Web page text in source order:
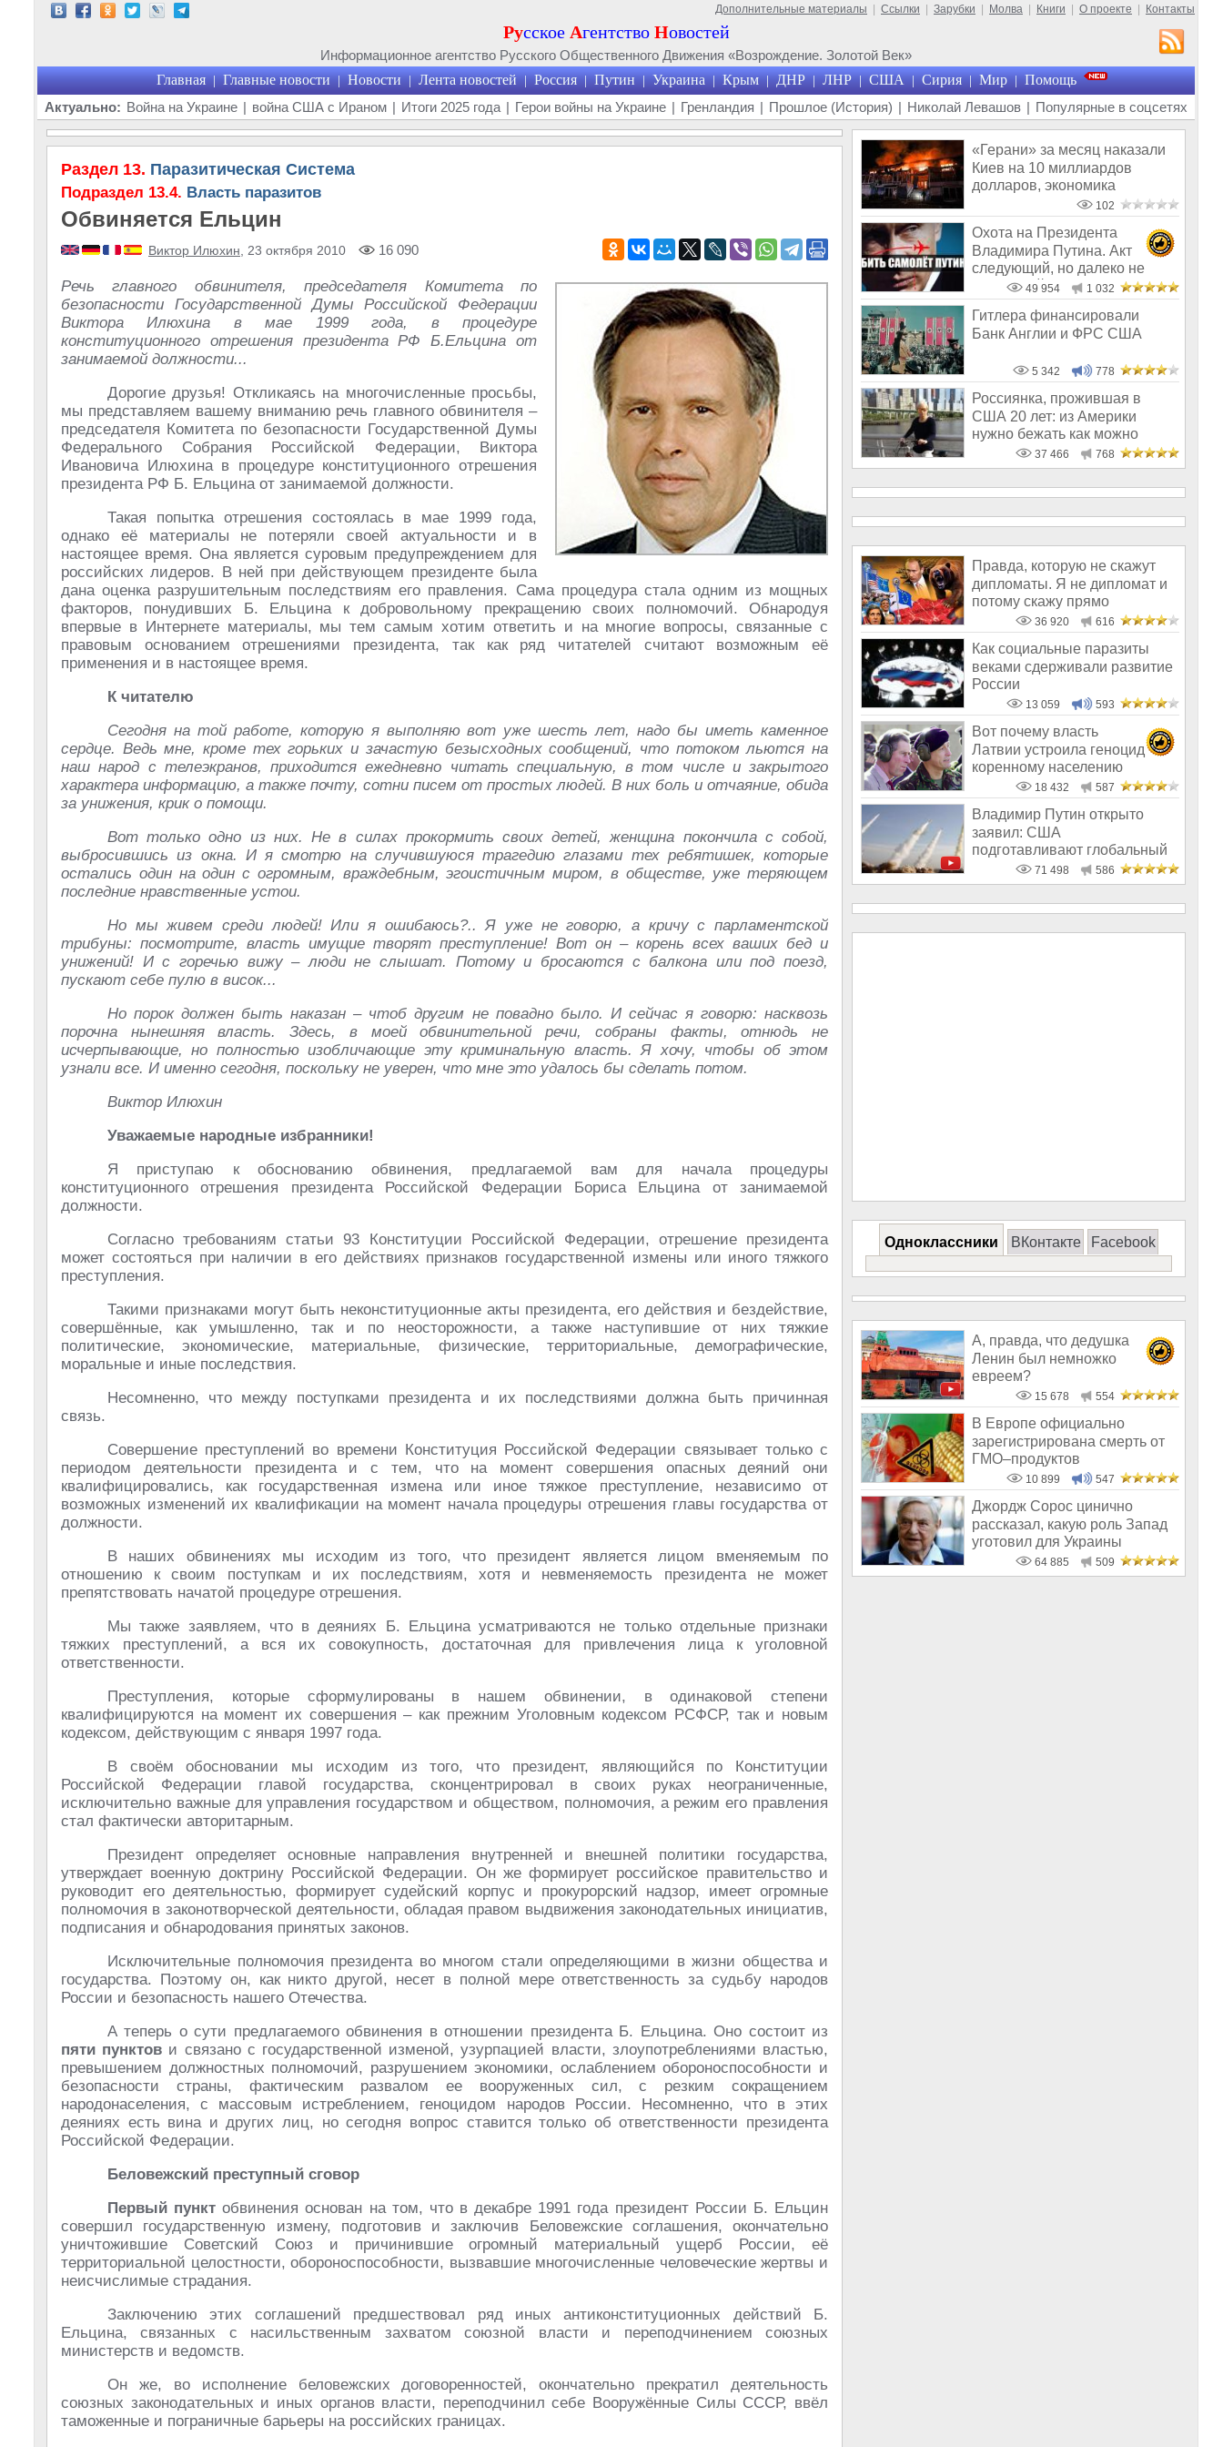
Дополнительные материалы Ссылки Зарубки Молва Книги О проекте Контакты
Русское Агентство Новостей
Информационное агентство Русского Общественного Движения «Возрождение. Золотой Век»
Главная | Главные новости | Новости | Лента новостей | Россия | Путин | Украина | Крым | ДНР | ЛНР | США | Сирия | Мир | Помощь
Актуально: Война на Украине | война США с Ираном | Итоги 2025 года | Герои войны на Украине | Гренландия | Прошлое (История) | Николай Левашов | Популярные в соцсетях
Раздел 13. Паразитическая Система
Подраздел 13.4. Власть паразитов
Обвиняется Ельцин
Виктор Илюхин , 23 октября 2010 16 090
Речь главного обвинителя, председателя Комитета по
безопасности Государственной Думы Российской Федерации
Виктора Илюхина в мае 1999 года, в процедуре
конституционного отрешения президента РФ Б.Ельцина от
занимаемой должности...
Дорогие друзья! Откликаясь на многочисленные просьбы,
мы представляем вашему вниманию речь главного обвинителя –
председателя Комитета по безопасности Государственной Думы
Федерального Собрания Российской Федерации, Виктора
Ивановича Илюхина в процедуре конституционного отрешения
президента РФ Б. Ельцина от занимаемой должности.
Такая попытка отрешения состоялась в мае 1999 года,
однако её материалы не потеряли своей актуальности и в
настоящее время. Она является суровым предупреждением для
российских лидеров. В ней при действующем президенте была
дана оценка разрушительным последствиям его правления. Сама процедура стала одним из мощных
факторов, понудивших Б. Ельцина к добровольному прекращению своих полномочий. Обнародуя
впервые в Интернете материалы, мы тем самым хотим ответить и на многие вопросы, связанные с
правовым основанием отрешениями президента, так как ряд читателей считают возможным её
применения и в настоящее время.
К читателю
Сегодня на той работе, которую я выполняю вот уже шесть лет, надо бы иметь каменное
сердце. Ведь мне, кроме тех горьких и зачастую безысходных сообщений, что потоком льются на
наш народ с телеэкранов, приходится ежедневно читать специальную, в том числе и закрытого
характера информацию, а также почту, сотни писем от простых людей. В них боль и отчаяние, обида
за унижения, крик о помощи.
Вот только одно из них. Не в силах прокормить своих детей, женщина покончила с собой,
выбросившись из окна. И я смотрю на случившуюся трагедию глазами тех ребятишек, которые
остались один на один с огромным, враждебным, эгоистичным миром, в обществе, уже теряющем
последние нравственные устои.
Но мы живем среди людей! Или я ошибаюсь?.. Я уже не говорю, а кричу с парламентской
трибуны: посмотрите, власть имущие творят преступление! Вот он – корень всех ваших бед и
унижений! И с горечью вижу – люди не слышат. Потому и бросаются с балкона или под поезд,
пускают себе пулю в висок...
Но порок должен быть наказан – чтоб другим не повадно было. И сейчас я говорю: насквозь
порочна нынешняя власть. Здесь, в моей обвинительной речи, собраны факты, отнюдь не
исчерпывающие, но полностью изобличающие эту криминальную власть. Я хочу, чтобы об этом
узнали все. И именно сегодня, поскольку не уверен, что мне это удалось бы сделать потом.
Виктор Илюхин
Уважаемые народные избранники!
Я приступаю к обоснованию обвинения, предлагаемой вам для начала процедуры
конституционного отрешения президента Российской Федерации Бориса Ельцина от занимаемой
должности.
Согласно требованиям статьи 93 Конституции Российской Федерации, отрешение президента
может состояться при наличии в его действиях признаков государственной измены или иного тяжкого
преступления.
Такими признаками могут быть неконституционные акты президента, его действия и бездействие,
совершённые, как умышленно, так и по неосторожности, а также наступившие от них тяжкие
политические, экономические, материальные, физические, территориальные, демографические,
моральные и иные последствия.
Несомненно, что между поступками президента и их последствиями должна быть причинная
связь.
Совершение преступлений во времени Конституция Российской Федерации связывает только с
периодом деятельности президента и с тем, что на момент совершения опасных деяний они
квалифицировались, как государственная измена или иное тяжкое преступление, независимо от
возможных изменений их квалификации на момент начала процедуры отрешения главы государства от
должности.
В наших обвинениях мы исходим из того, что президент является лицом вменяемым по
отношению к своим поступкам и их последствиям, хотя и невменяемость президента не может
препятствовать начатой процедуре отрешения.
Мы также заявляем, что в деяниях Б. Ельцина усматриваются не только отдельные признаки
тяжких преступлений, а вся их совокупность, достаточная для привлечения лица к уголовной
ответственности.
Преступления, которые сформулированы в нашем обвинении, в одинаковой степени
квалифицируются на момент их совершения – как прежним Уголовным кодексом РСФСР, так и новым
кодексом, действующим с января 1997 года.
В своём обосновании мы исходим из того, что президент, являющийся по Конституции
Российской Федерации главой государства, сконцентрировал в своих руках неограниченные,
исключительно важные для управления государством и обществом, полномочия, а режим его правления
стал фактически авторитарным.
Президент определяет основные направления внутренней и внешней политики государства,
утверждает военную доктрину Российской Федерации. Он же формирует российское правительство и
руководит его деятельностью, формирует судейский корпус и прокурорский надзор, имеет огромные
полномочия в законотворческой деятельности, обладая правом выдвижения законодательных инициатив,
подписания и обнародования принятых законов.
Исключительные полномочия президента во многом стали определяющими в жизни общества и
государства. Поэтому он, как никто другой, несет в полной мере ответственность за судьбу народов
России и безопасность нашего Отечества.
А теперь о сути предлагаемого обвинения в отношении президента Б. Ельцина. Оно состоит из
пяти пунктов и связано с государственной изменой, узурпацией власти, злоупотреблениями властью,
превышением должностных полномочий, разрушением экономики, ослаблением обороноспособности и
безопасности страны, фактическим развалом ее вооруженных сил, с резким сокращением
народонаселения, с массовым истреблением, геноцидом народов России. Несомненно, что в этих
деяниях есть вина и других лиц, но сегодня вопрос ставится только об ответственности президента
Российской Федерации.
Беловежский преступный сговор
Первый пункт обвинения основан на том, что в декабре 1991 года президент России Б. Ельцин
совершил государственную измену, подготовив и заключив Беловежские соглашения, окончательно
уничтожившие Советский Союз и причинившие огромный материальный ущерб России, её
территориальной целостности, обороноспособности, вызвавшие многочисленные человеческие жертвы и
неисчислимые страдания.
Заключению этих соглашений предшествовал ряд иных антиконституционных действий Б.
Ельцина, связанных с насильственным захватом союзной власти и переподчинением союзных
министерств и ведомств.
Он же, во исполнение беловежских договоренностей, окончательно прекратил деятельность
союзных законодательных и иных органов власти, переподчинил себе Вооружённые Силы СССР, ввёл
таможенные и пограничные барьеры на российских границах.
«Герани» за месяц наказали
Киев на 10 миллиардов
долларов, экономика
Украины обнуля
102
Охота на Президента
Владимира Путина. Акт
следующий, но далеко не
последний49 954 1 032
Гитлера финансировали
Банк Англии и ФРС США
5 342 778
Россиянка, прожившая в
США 20 лет: из Америки
нужно бежать как можно
скорее
37 466 768
Правда, которую не скажут
дипломаты. Я не дипломат и
потому скажу прямо
36 920 616
Как социальные паразиты
веками сдерживали развитие
России
13 059 593
Вот почему власть
Латвии устроила геноцид
коренному населению
18 432 587
Владимир Путин открыто
заявил: США
подготавливают глобальный
удар по России
71 498 586
Одноклассники ВКонтакте Facebook
А, правда, что дедушка
Ленин был немножко
евреем?
15 678 554
В Европе официально
зарегистрирована смерть от
ГМО–продуктов
10 899 547
Джордж Сорос цинично
рассказал, какую роль Запад
уготовил для Украины
64 885 509